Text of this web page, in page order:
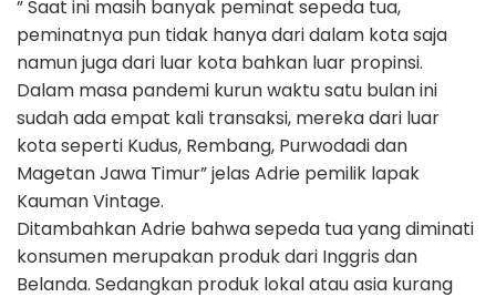
” Saat ini masih banyak peminat sepeda tua,
peminatnya pun tidak hanya dari dalam kota saja
namun juga dari luar kota bahkan luar propinsi.
Dalam masa pandemi kurun waktu satu bulan ini
sudah ada empat kali transaksi, mereka dari luar
kota seperti Kudus, Rembang, Purwodadi dan
Magetan Jawa Timur” jelas Adrie pemilik lapak
Kauman Vintage.
Ditambahkan Adrie bahwa sepeda tua yang diminati
konsumen merupakan produk dari Inggris dan
Belanda. Sedangkan produk lokal atau asia kurang